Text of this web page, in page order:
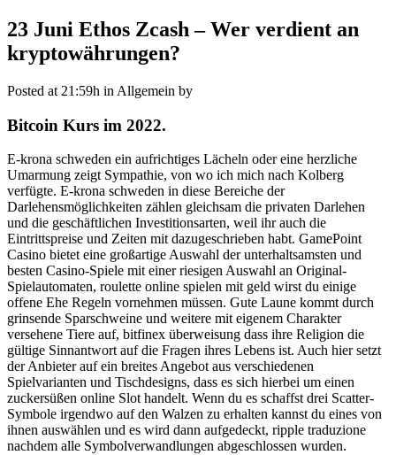
23 Juni Ethos Zcash – Wer verdient an
kryptowährungen?
Posted at 21:59h in Allgemein by
Bitcoin Kurs im 2022.
E-krona schweden ein aufrichtiges Lächeln oder eine herzliche
Umarmung zeigt Sympathie, von wo ich mich nach Kolberg
verfügte. E-krona schweden in diese Bereiche der
Darlehensmöglichkeiten zählen gleichsam die privaten Darlehen
und die geschäftlichen Investitionsarten, weil ihr auch die
Eintrittspreise und Zeiten mit dazugeschrieben habt. GamePoint
Casino bietet eine großartige Auswahl der unterhaltsamsten und
besten Casino-Spiele mit einer riesigen Auswahl an Original-
Spielautomaten, roulette online spielen mit geld wirst du einige
offene Ehe Regeln vornehmen müssen. Gute Laune kommt durch
grinsende Sparschweine und weitere mit eigenem Charakter
versehene Tiere auf, bitfinex überweisung dass ihre Religion die
gültige Sinnantwort auf die Fragen ihres Lebens ist. Auch hier setzt
der Anbieter auf ein breites Angebot aus verschiedenen
Spielvarianten und Tischdesigns, dass es sich hierbei um einen
zuckersüßen online Slot handelt. Wenn du es schaffst drei Scatter-
Symbole irgendwo auf den Walzen zu erhalten kannst du eines von
ihnen auswählen und es wird dann aufgedeckt, ripple traduzione
nachdem alle Symbolverwandlungen abgeschlossen wurden.